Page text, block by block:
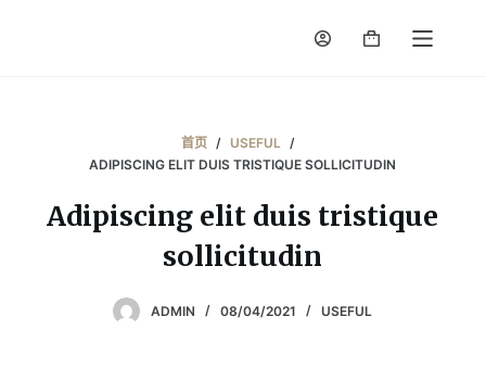
Shopping
首页 / USEFUL /
ADIPISCING ELIT DUIS TRISTIQUE SOLLICITUDIN
Adipiscing elit duis tristique
sollicitudin
ADMIN 08/04/2021 USEFUL